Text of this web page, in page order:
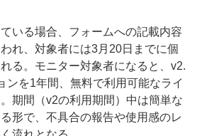
いる場合、フォームへの記載内容
れ、対象者には3月20日までに個
る。モニター対象者になると、v2.
ンを1年間、無料で利用可能なライ
期間（v2の利用期間）中は簡単な
形で、不具合の報告や使用感のレ